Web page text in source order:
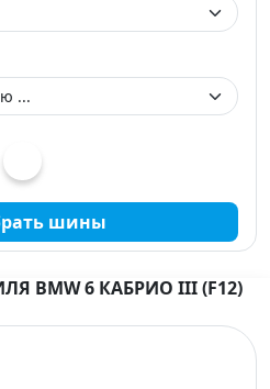
шины
BMW 6 КАБРИО III (F12)